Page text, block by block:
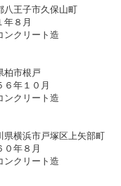
王子市久保山町
平成１年８
コンクリート造
県柏市根戸 物
和５６年１０
コンクリート造
横浜市戸塚区上矢
和６０年８
コンクリート造